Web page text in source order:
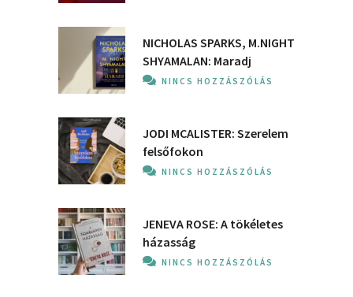
NICHOLAS SPARKS, M.NIGHT
SHYAMALAN: Maradj
NINCS HOZZÁSZÓLÁS
JODI MCALISTER: Szerelem
felsőfokon
NINCS HOZZÁSZÓLÁS
JENEVA ROSE: A ​tökéletes
házasság
NINCS HOZZÁSZÓLÁS